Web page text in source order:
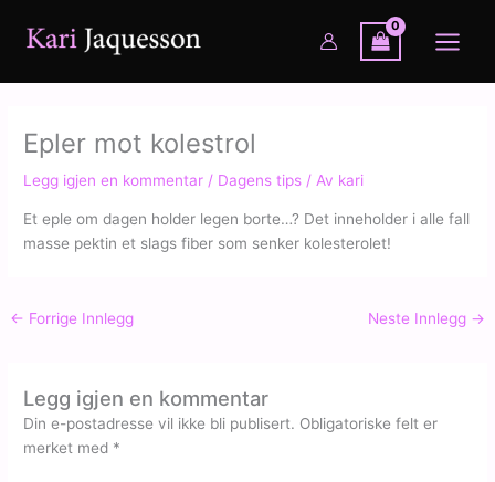
innholdet
Epler mot kolestrol
Legg igjen en kommentar / Dagens tips / Av kari
Et eple om dagen holder legen borte…? Det inneholder i alle fall
masse pektin et slags fiber som senker kolesterolet!
← Forrige Innlegg Neste Innlegg →
Legg igjen en kommentar
Din e-postadresse vil ikke bli publisert. Obligatoriske felt er
merket med *